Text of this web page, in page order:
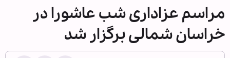
مراسم عزاداری شب عاشورا در
خراسان شمالی برگزار شد